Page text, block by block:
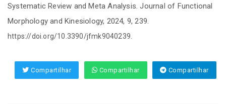
Systematic Review and Meta Analysis. Journal of Functional
Morphology and Kinesiology, 2024, 9, 239.
https://doi.org/10.3390/jfmk9040239.
Compartilhar Compartilhar Compartilhar